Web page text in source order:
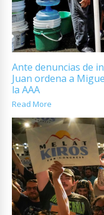
Ante denuncias de
Juan ordena a
la AAA
Read More